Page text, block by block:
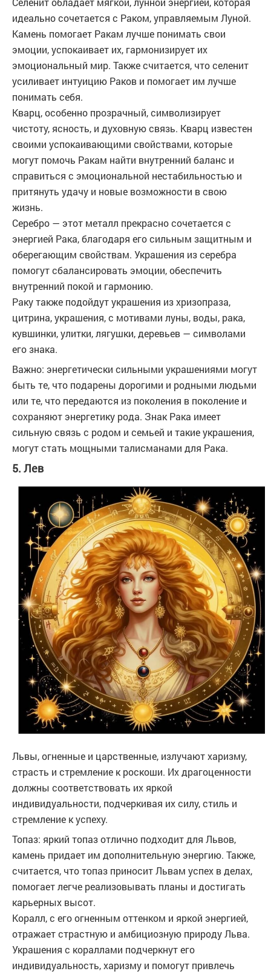
идеально сочетается с Раком, управляемым Луной.
Камень помогает Ракам лучше понимать свои
эмоции, успокаивает их, гармонизирует их
эмоциональный мир. Также считается, что селенит
усиливает интуицию Раков и помогает им лучше
понимать себя.
Кварц, особенно прозрачный, символизирует
чистоту, ясность, и духовную связь. Кварц известен
своими успокаивающими свойствами, которые
могут помочь Ракам найти внутренний баланс и
справиться с эмоциональной нестабильностью и
притянуть удачу и новые возможности в свою
жизнь.
Серебро — этот металл прекрасно сочетается с
энергией Рака, благодаря его сильным защитным и
оберегающим свойствам. Украшения из серебра
помогут сбалансировать эмоции, обеспечить
внутренний покой и гармонию.
Раку также подойдут украшения из хризопраза,
цитрина, украшения, с мотивами луны, воды, рака,
кувшинки, улитки, лягушки, деревьев — символами
его знака.
Важно: энергетически сильными украшениями могут
быть те, что подарены дорогими и родными людьми
или те, что передаются из поколения в поколение и
сохраняют энергетику рода. Знак Рака имеет
сильную связь с родом и семьей и такие украшения,
могут стать мощными талисманами для Рака.
5. Лев
Львы, огненные и царственные, излучают харизму,
страсть и стремление к роскоши. Их драгоценности
должны соответствовать их яркой
индивидуальности, подчеркивая их силу, стиль и
стремление к успеху.
Топаз: яркий топаз отлично подходит для Львов,
камень придает им дополнительную энергию. Также,
считается, что топаз приносит Львам успех в делах,
помогает легче реализовывать планы и достигать
карьерных высот.
Коралл, с его огненным оттенком и яркой энергией,
отражает страстную и амбициозную природу Льва.
Украшения с кораллами подчеркнут его
индивидуальность, харизму и помогут привлечь